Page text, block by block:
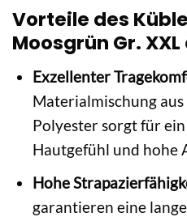
Vorteile des
Moosgrün Gr.
Exzellenter
Materialmischung
Polyester sorgt für
Hautgefühl und hohe
Hohe
garantieren eine